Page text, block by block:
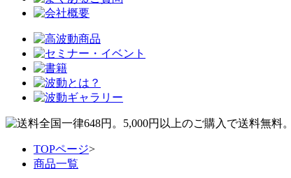
TOPページ>
商品一覧